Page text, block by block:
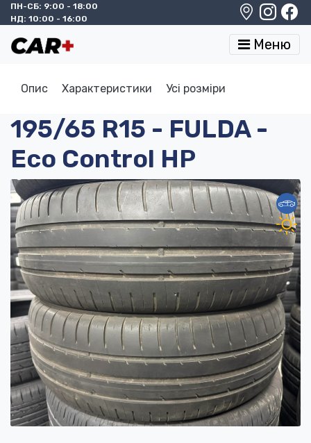
ПН-СБ: 9:00 - 18:00
НД: 10:00 - 16:00
Меню
Опис Характеристики Усі розміри
195/65 R15 - FULDA -
Eco Control HP